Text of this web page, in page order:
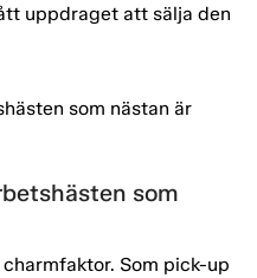
uppdraget att sälja den
som
Som pick-up